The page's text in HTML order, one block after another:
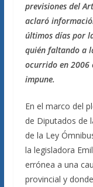
previsiones del
aclaró
últimos días por
quién faltando a
ocurrido en 2006
impune.
En el marco del
de Diputados de
de la Ley
la legisladora
errónea a una
provincial y